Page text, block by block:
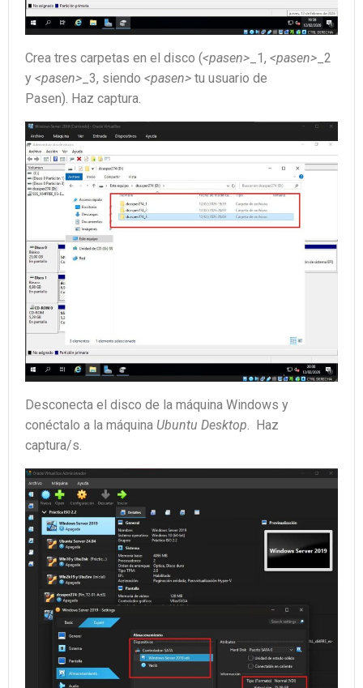
Crea tres carpetas en el disco (<pasen> _1, <pasen> _2
y <pasen> _3, siendo <pasen> tu usuario de
Pasen). Haz captura.
Desconecta el disco de la máquina Windows y
conéctalo a la máquina Ubuntu Desktop . Haz
captura/s.